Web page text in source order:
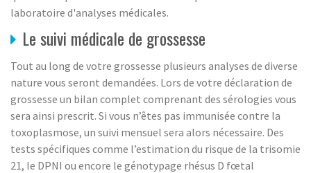
laboratoire d'analyses médicales.
Le suivi médicale de grossesse
Tout au long de votre grossesse plusieurs analyses de diverse
nature vous seront demandées. Lors de votre déclaration de
grossesse un bilan complet comprenant des sérologies vous
sera ainsi prescrit. Si vous n’êtes pas immunisée contre la
toxoplasmose, un suivi mensuel sera alors nécessaire. Des
tests spécifiques comme l’estimation du risque de la trisomie
21, le DPNI ou encore le génotypage rhésus D fœtal